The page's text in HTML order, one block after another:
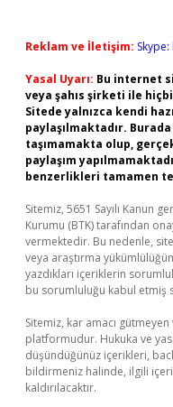
Reklam ve İletişim:
Yasal Uyarı: Bu internet
veya şahıs şirketi ile
Sitede yalnızca kendi
paylaşılmaktadır.
taşımamakta olup,
paylaşım
benzerlikleri tamamen
Sitemiz, 5651 Sayılı Kanun
Kurumu (BTK) tarafından
vermektedir. Bu nedenle,
veya araştırma
yazdıkları içeriklerin
bu sorumluluğu kabul etmiş
Sitemiz, kar amacı
platformudur. Hukuka ve
düşündüğünüz içerikleri,
bildirmeniz halinde, ilgili
kaldırılacaktır.